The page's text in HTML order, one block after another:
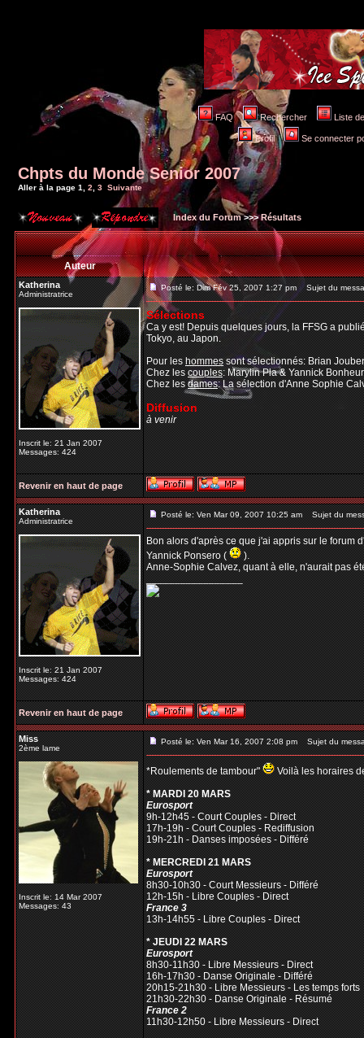
FAQ Rechercher Liste
Profil Se connecter
Chpts du Monde Senior 2007
Aller à la page 1 2 3 Suivante
Index du Forum>>>Résultats
Auteur
Katherina
Administratrice
Inscrit le: 21 Jan 2007
Messages: 424
Posté le: Dim Fév 25, 2007 1:27 pm Sujet du
Sélections
Ca y est! Depuis quelques jours, la FFSG a
Tokyo, au Japon.
Pour leshommessont sélectionnés: Brian
Chez lescouples: Marylin Pla & Yannick
Chez lesdames: La sélection d'Anne Sophie
Diffusion
à venir
Revenir en haut de page
Katherina
Administratrice
Inscrit le: 21 Jan 2007
Messages: 424
Posté le: Ven Mar 09, 2007 10:25 am Sujet du
Bon alors d'après ce que j'ai appris sur le forum
Yannick Ponsero (
).
Anne-Sophie Calvez, quant à elle, n'aurait pas
_________________
Revenir en haut de page
Miss
2ème lame
Inscrit le: 14 Mar 2007
Messages: 43
Posté le: Ven Mar 16, 2007 2:08 pm Sujet du
*Roulements de tambour"
Voilà les horaires
* MARDI 20 MARS
Eurosport
9h-12h45 - Court Couples - Direct
17h-19h - Court Couples - Rediffusion
19h-21h - Danses imposées - Différé
* MERCREDI 21 MARS
Eurosport
8h30-10h30 - Court Messieurs - Différé
12h-15h - Libre Couples - Direct
France 3
13h-14h55 - Libre Couples - Direct
* JEUDI 22 MARS
Eurosport
8h30-11h30 - Libre Messieurs - Direct
16h-17h30 - Danse Originale - Différé
20h15-21h30 - Libre Messieurs - Les temps forts
21h30-22h30 - Danse Originale - Résumé
France 2
11h30-12h50 - Libre Messieurs - Direct